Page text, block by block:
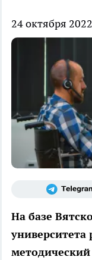
24 октября 2022
На базе
университета